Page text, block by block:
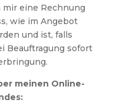
mir eine Rechnung
wie im Angebot
und ist, falls
Beauftragung sofort
meinen Online-